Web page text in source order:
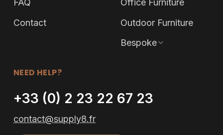
FAQ
Contact
Office Furniture
Outdoor Furniture
Bespoke
NEED HELP?
+33 (0) 2 23 22 67 23
contact@supply8.fr